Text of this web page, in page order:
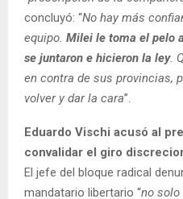
concluyó: “No hay más
equipo. Milei le toma el pelo
se juntaron e hicieron la ley.
en contra de sus provincias,
volver y dar la cara”.
Eduardo Vischi acusó al
convalidar el giro
El jefe del bloque radical
mandatario libertario “no solo